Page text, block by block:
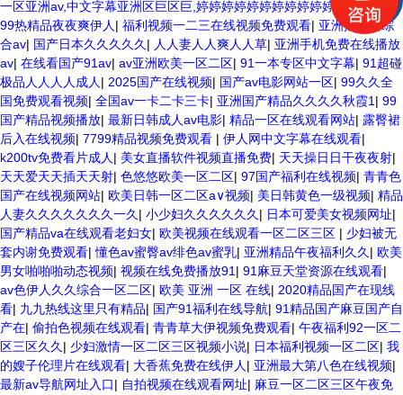
一区亚洲av,中文字幕亚洲区巨区巨,婷婷婷婷婷婷婷婷婷婷婷丁香
99热精品夜夜爽伊人 | 福利视频一二三在线视频免费观看| 亚洲插美女综
合av| 国产日本久久久久久 | 人人妻人人爽人人草| 亚洲手机免费在线播放
av| 在线看国产91av| av亚洲欧美一区二区| 91一本专区中文字幕| 91超碰
极品人人人人成人 | 2025国产在线视频| 国产av电影网站一区| 99久久全
国免费观看视频| 全国av一卡二卡三卡| 亚洲国产精品久久久久秋霞1 | 99
国产精品视频播放| 最新日韩成人av电影| 精品一区在线观看网站| 露臀裙
后入在线视频| 7799精品视频免费观看 | 伊人网中文字幕在线观看|
k200tv免费看片成人 | 美女直播软件视频直播免费| 天天操日日干夜夜射|
天天爱天天插天天射| 色悠悠欧美一区二区| 97国产福利在线视频| 青青色
国产在线视频网站| 欧美日韩一区二区a∨视频| 美日韩黄色一级视频| 精品
人妻久久久久久久久一久 | 小少妇久久久久久久 | 日本可爱美女视频网址|
国产精品va在线观看老妇女| 欧美视频在线观看一区二区三区 | 少妇被无
套内谢免费观看|懂色av蜜臀av绯色av蜜乳| 亚洲精品午夜福利久久 | 欧美
男女啪啪啪动态视频| 视频在线免费播放91 | 91麻豆天堂资源在线观看|
av色伊人久久综合一区二区| 欧美 亚洲 一区 在线| 2020精品国产在现线
看| 九九热线这里只有精品| 国产91福利在线导航| 91精品国产麻豆国产自
产在| 偷拍色视频在线观看| 青青草大伊视频免费观看| 午夜福利92一区二
区三区久久 | 少妇激情一区二区三区视频小说| 日本福利视频一区二区| 我
的嫂子伦理片在线观看| 大香蕉免费在线伊人 | 亚洲最大第八色在线视频|
最新av导航网址入口| 自拍视频在线观看网址| 麻豆一区二区三区午夜免